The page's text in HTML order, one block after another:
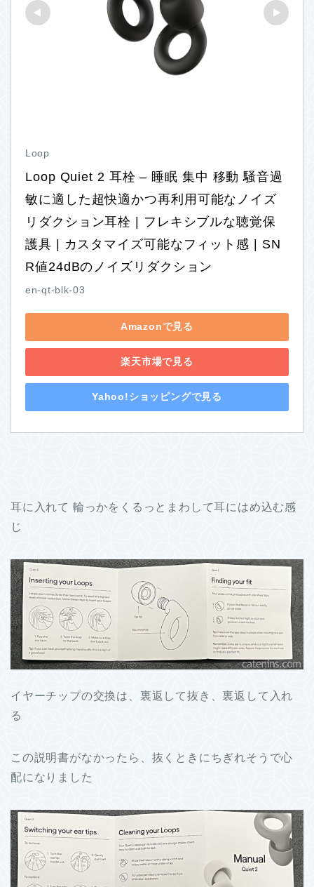
Loop
Loop Quiet 2 耳栓 – 睡眠 集中 移動 騒音過
敏に適した超快適かつ再利用可能なノイズ
リダクション耳栓 | フレキシブルな聴覚保
護具 | カスタマイズ可能なフィット感 | SN
R値24dBのノイズリダクション
en-qt-blk-03
Amazonで見る
楽天市場で見る
Yahoo!ショッピングで見る
耳に入れて 輪っかをくるっとまわして耳にはめ込む感
じ
イヤーチップの交換は、裏返して抜き、裏返して入れ
る
この説明書がなかったら、抜くときにちぎれそうで心
配になりました